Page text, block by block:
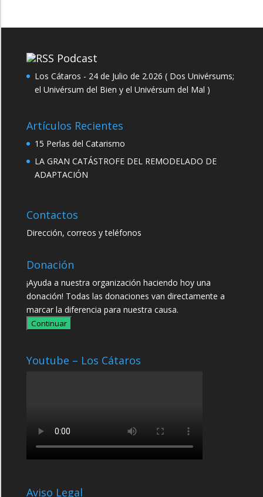
Podcast
Los Cátaros - 24 de Julio de 2.026 ( Dos Univérsums;
el Univérsum del Bien y el Univérsum del Mal )
Artículos Recientes
15 Perlas del Catarismo
LA GRAN CATÁSTROFE DEL REMODELADO DE
ADAPTACIÓN
Contactos
Dirección, correos y teléfonos
Donación
¡Ayuda a nuestra organización haciendo hoy una
donación! Todas las donaciones van directamente a
marcar la diferencia para nuestra causa.
Continuar
Youtube – Los Cátaros
Aviso Legal